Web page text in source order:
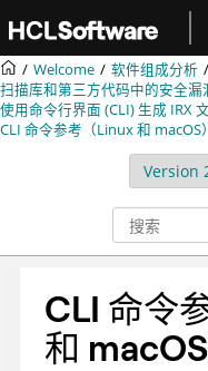
Welcome
软件组成分析
扫描库和第三方代码中的安全漏
使用命令行界面 (CLI) 生成 IRX
CLI 命令参考（Linux 和 macOS）
CLI 命令
和 macOS